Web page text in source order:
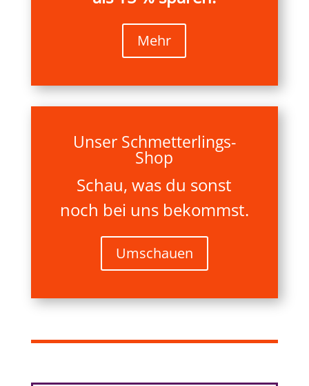
Mehr
Unser Schmetterlings-
Shop
Schau, was du sonst
noch bei uns bekommst.
Umschauen